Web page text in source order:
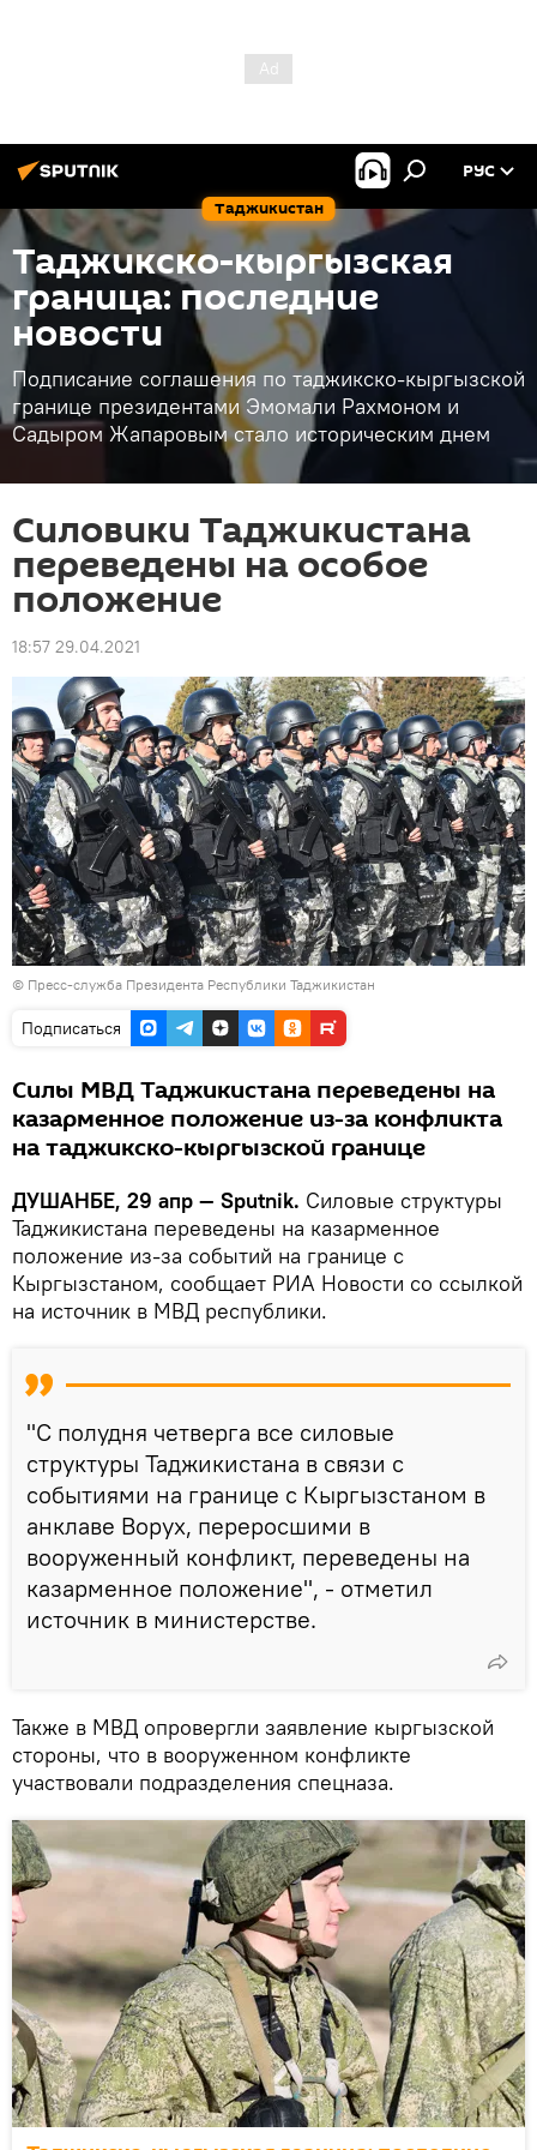
Таджикистан
РУС
Таджикско-кыргызская
граница: последние
новости
Подписание соглашения по таджикско-кыргызской
границе президентами Эмомали Рахмоном и
Садыром Жапаровым стало историческим днем
Силовики Таджикистана
переведены на особое
положение
18:57 29.04.2021
© Пресс-служба Президента Республики Таджикистан
Подписаться
Силы МВД Таджикистана переведены на
казарменное положение из-за конфликта
на таджикско-кыргызской границе
ДУШАНБЕ, 29 апр — Sputnik. Силовые структуры
Таджикистана переведены на казарменное
положение из-за событий на границе с
Кыргызстаном, сообщает РИА Новости со ссылкой
на источник в МВД республики.
"С полудня четверга все силовые
структуры Таджикистана в связи с
событиями на границе с Кыргызстаном в
анклаве Ворух, переросшими в
вооруженный конфликт, переведены на
казарменное положение", - отметил
источник в министерстве.
Также в МВД опровергли заявление кыргызской
стороны, что в вооруженном конфликте
участвовали подразделения спецназа.